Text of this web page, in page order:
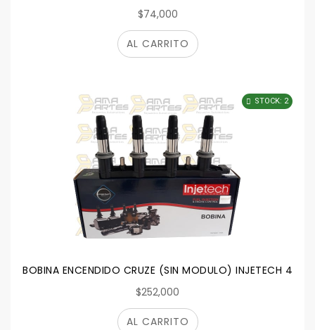
$74,000
AL CARRITO
BOBINA ENCENDIDO CRUZE (SIN MODULO) INJETECH 40167
$252,000
STOCK: 2
AL CARRITO